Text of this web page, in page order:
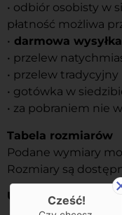
• odbiór osobisty w
płatność możliwa
• darmowa
• przelew
• przelew tradycyjny
• gotówka w
• za pobraniem nie
Tabela rozmiarów
Podane wymiary
Rozmiary są
Usługi Cześć!